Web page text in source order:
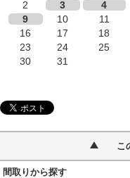
2
3 4
9
10 11
16
17 18
23
24 25
30
31
こ
間取りから探す